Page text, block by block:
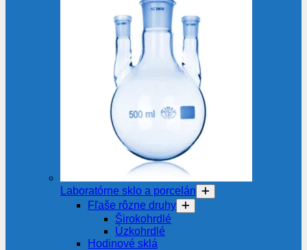
Laboratórne sklo a porcelán
Fľaše rôzne druhy
Širokohrdlé
Úzkohrdlé
Hodinové sklá